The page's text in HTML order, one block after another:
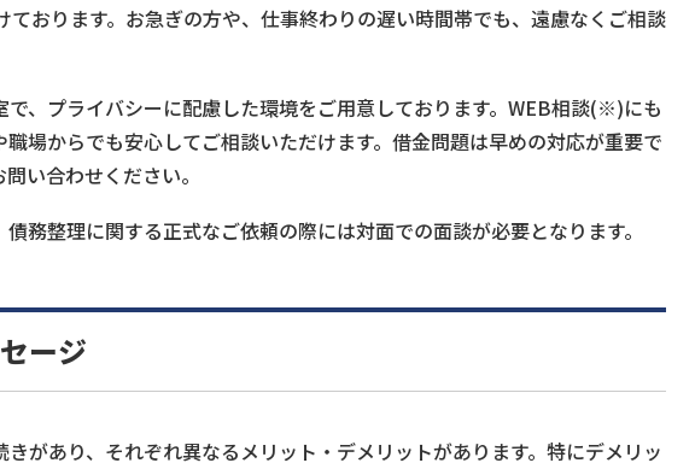
ております。お急ぎの方や、仕事終わりの遅い時間帯でも、遠慮なくご相談
で、プライバシーに配慮した環境をご用意しております。WEB相談(※)にも
場からでも安心してご相談いただけます。借金問題は早めの対応が重要で
い合わせください。
務整理に関する正式なご依頼の際には対面での面談が必要となります。
ージ
があり、それぞれ異なるメリット・デメリットがあります。特にデメリッ